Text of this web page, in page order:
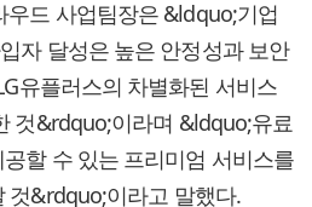
우드 사업팀장은 &ldquo;기업
자 달성은 높은 안정성과 보안
유플러스의 차별화된 서비스
것&rdquo;이라며 &ldquo;유료
할 수 있는 프리미엄 서비스를
것&rdquo;이라고 말했다.